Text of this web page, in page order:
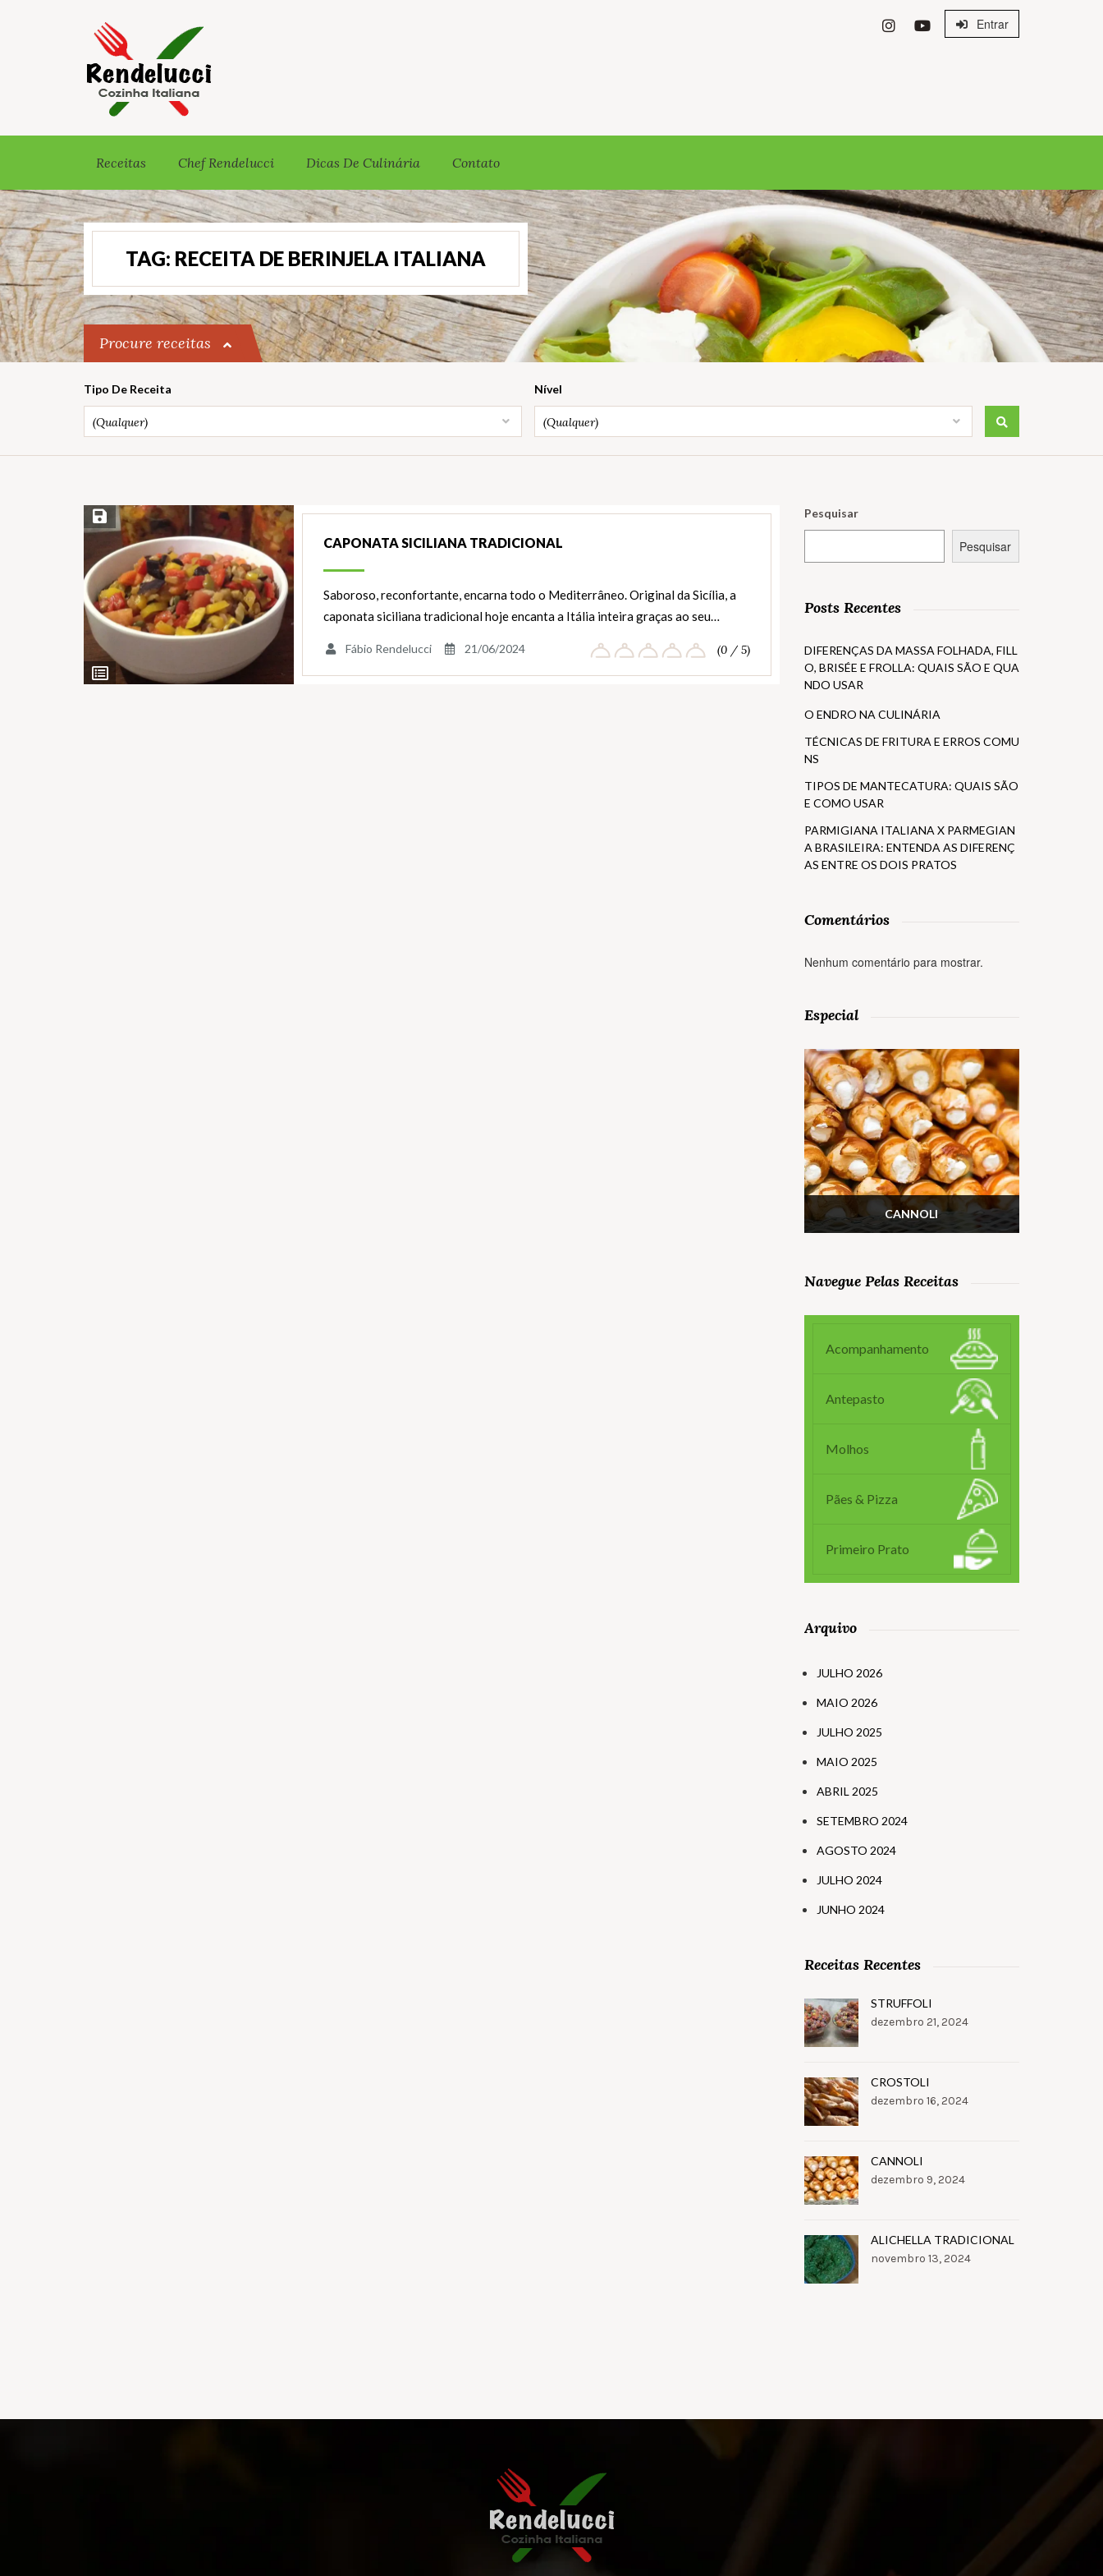
Entrar
Receitas Chef Rendelucci Dicas De Culinária Contato
TAG: RECEITA DE BERINJELA ITALIANA
Procure receitas
Tipo De Receita
(Qualquer)
Nível
(Qualquer)
Ver
Ingredientes
Salvar Receita
CAPONATA SICILIANA TRADICIONAL
Saboroso, reconfortante, encarna todo o Mediterrâneo. Original da Sicília, a
caponata siciliana tradicional hoje encanta a Itália inteira graças ao seu…
Fábio Rendelucci 21/06/2024 (0 / 5)
Pesquisar
Pesquisar
Posts Recentes
DIFERENÇAS DA MASSA FOLHADA, FILL
O, BRISÉE E FROLLA: QUAIS SÃO E QUA
NDO USAR
O ENDRO NA CULINÁRIA
TÉCNICAS DE FRITURA E ERROS COMU
NS
TIPOS DE MANTECATURA: QUAIS SÃO
E COMO USAR
PARMIGIANA ITALIANA X PARMEGIAN
A BRASILEIRA: ENTENDA AS DIFERENÇ
AS ENTRE OS DOIS PRATOS
Comentários
Nenhum comentário para mostrar.
Especial
CANNOLI
Navegue Pelas Receitas
Acompanhamento
Antepasto
Molhos
Pães & Pizza
Primeiro Prato
Arquivo
JULHO 2026
MAIO 2026
JULHO 2025
MAIO 2025
ABRIL 2025
SETEMBRO 2024
AGOSTO 2024
JULHO 2024
JUNHO 2024
Receitas Recentes
STRUFFOLI
dezembro 21, 2024
CROSTOLI
dezembro 16, 2024
CANNOLI
dezembro 9, 2024
ALICHELLA TRADICIONAL
novembro 13, 2024